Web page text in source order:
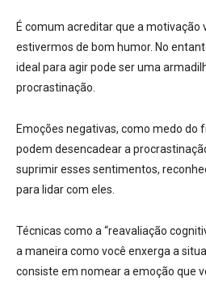
É comum acreditar que a
estivermos de bom humor. No
ideal para agir pode ser uma
procrastinação.
Emoções negativas, como medo do
podem desencadear a
suprimir esses sentimentos,
para lidar com eles.
Técnicas como a “reavaliação
a maneira como você enxerga a
consiste em nomear a emoção que